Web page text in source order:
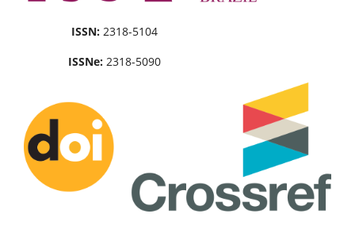
ISSN: 2318-5104
ISSNe: 2318-5090